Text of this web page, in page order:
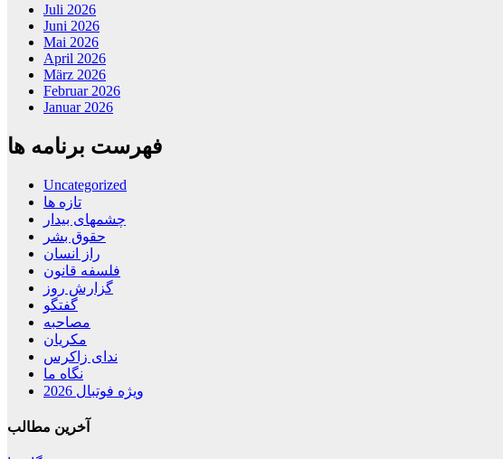
Juli 2026
Juni 2026
Mai 2026
April 2026
März 2026
Februar 2026
Januar 2026
فهرست برنامه ها
Uncategorized
تازه ها
چشمهای بیدار
حقوق بشر
راز انسان
فلسفه قانون
گزارش روز
گفتگو
مصاحبه
مکریان
ندای زاکرس
نگاه ما
ویژه فوتبال 2026
آخرین مطالب